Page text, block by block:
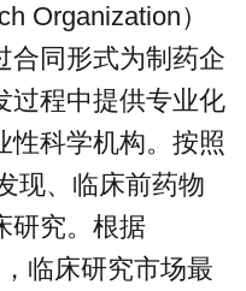
Organization）
合同形式为制药企
过程中提供专业化
性科学机构。按照
现、临床前药物
研究。根据
临床研究市场最